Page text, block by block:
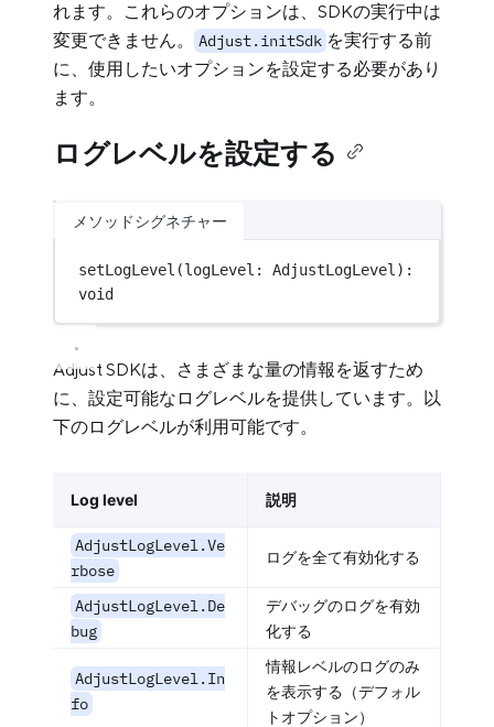
れます。これらのオプションは、SDKの実行中は
変更できません。
Adjust.initSdk を実行する前
に、使用したいオプションを設定する必要があり
ます。
ログレベルを設定する
メソッドシグネチャー
setLogLevel
void
Adjust SDKは、さまざまな量の情報を返すため
に、設定可能なログレベルを提供しています。以
下のログレベルが利用可能です。
Log level 説明
AdjustLogLevel.Ve
rbose
ログを全て有効化する
AdjustLogLevel.De
bug
デバッグのログを有効
化する
AdjustLogLevel.In
fo
情報レベルのログのみ
を表示する（デフォル
トオプション）